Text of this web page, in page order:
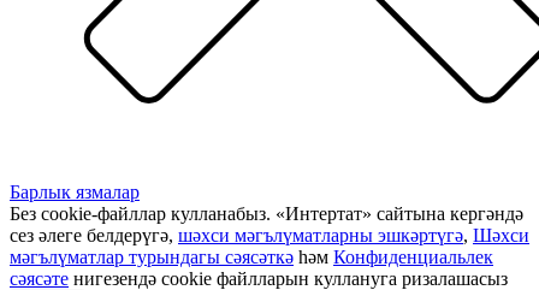
Барлык язмалар
Без cookie-файллар кулланабыз. «Интертат» сайтына кергәндә
сез әлеге белдерүгә, шәхси мәгълүматларны эшкәртүгә, Шәхси
мәгълүматлар турындагы сәясәткә һәм Конфиденциальлек
сәясәте нигезендә cookie файлларын куллануга ризалашасыз